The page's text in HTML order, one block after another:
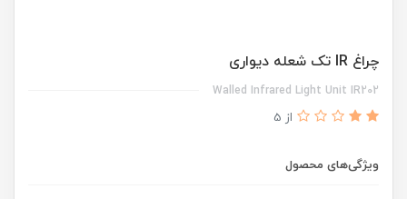
چراغ IR تک شعله دیواری
Walled Infrared Light Unit IR202
از 5
ویژگی‌های محصول